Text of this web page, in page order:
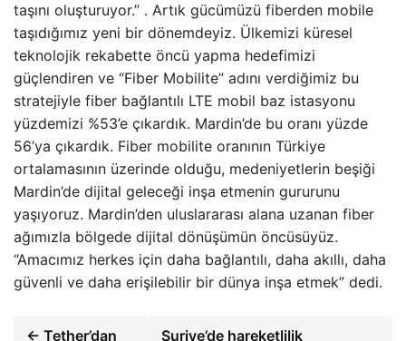
taşını oluşturuyor.” . Artık gücümüzü fiberden mobile
taşıdığımız yeni bir dönemdeyiz. Ülkemizi küresel
teknolojik rekabette öncü yapma hedefimizi
güçlendiren ve “Fiber Mobilite” adını verdiğimiz bu
stratejiyle fiber bağlantılı LTE mobil baz istasyonu
yüzdemizi %53’e çıkardık. Mardin’de bu oranı yüzde
56’ya çıkardık. Fiber mobilite oranının Türkiye
ortalamasının üzerinde olduğu, medeniyetlerin beşiği
Mardin’de dijital geleceği inşa etmenin gururunu
yaşıyoruz. Mardin’den uluslararası alana uzanan fiber
ağımızla bölgede dijital dönüşümün öncüsüyüz.
“Amacımız herkes için daha bağlantılı, daha akıllı, daha
güvenli ve daha erişilebilir bir dünya inşa etmek” dedi.
← Tether’dan Suriye’de hareketlilik